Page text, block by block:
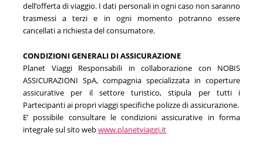
dell’offerta di viaggio. I dati personali in ogni caso non saranno
trasmessi a terzi e in ogni momento potranno essere
cancellati a richiesta del consumatore.
CONDIZIONI GENERALI DI ASSICURAZIONE
Planet Viaggi Responsabili in collaborazione con NOBIS
ASSICURAZIONI SpA, compagnia specializzata in coperture
assicurative per il settore turistico, stipula per tutti i
Partecipanti ai propri viaggi specifiche polizze di assicurazione.
E’ possibile consultare le condizioni assicurative in forma
integrale sul sito webwww.planetviaggi.it